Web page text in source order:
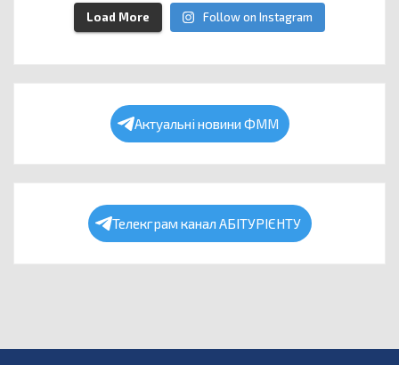
Load More Follow on Instagram
Актуальні новини ФММ
Телекграм канал АБІТУРІЄНТУ